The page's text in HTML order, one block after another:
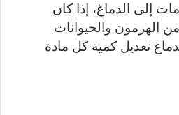
إلى الدماغ، إذا كان
الهرمون والحيوانات
تعديل كمية كل مادة